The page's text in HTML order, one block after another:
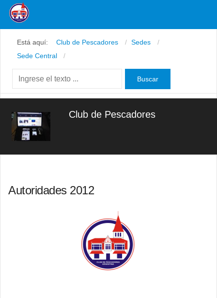
Youtube
Está aquí: Club de Pescadores
Sedes
Sede Central
Club de Pescadores
Autoridades 2012